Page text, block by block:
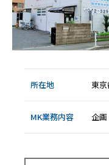
所在地 東
MK業務内容 企